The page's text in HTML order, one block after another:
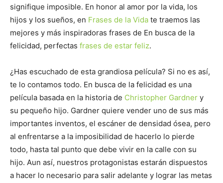
signifique imposible. En honor al amor por la vida, los
hijos y los sueños, en Frases de la Vida te traemos las
mejores y más inspiradoras frases de En busca de la
felicidad, perfectas frases de estar feliz.
¿Has escuchado de esta grandiosa película? Si no es así,
te lo contamos todo. En busca de la felicidad es una
película basada en la historia de Christopher Gardner y
su pequeño hijo. Gardner quiere vender uno de sus más
importantes inventos, el escáner de densidad ósea, pero
al enfrentarse a la imposibilidad de hacerlo lo pierde
todo, hasta tal punto que debe vivir en la calle con su
hijo. Aun así, nuestros protagonistas estarán dispuestos
a hacer lo necesario para salir adelante y lograr las metas